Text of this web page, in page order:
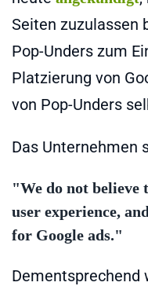
Seiten zuzulassen
Pop-Unders zum
Platzierung von
von Pop-Unders
Das Unternehmen
"We do not believe
user experience,
for Google ads."
Dementsprechend